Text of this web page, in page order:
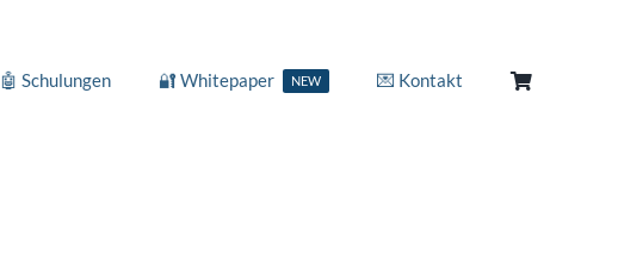
🤖 Schulungen 🔐 Whitepaper NEW 💌 Kontakt